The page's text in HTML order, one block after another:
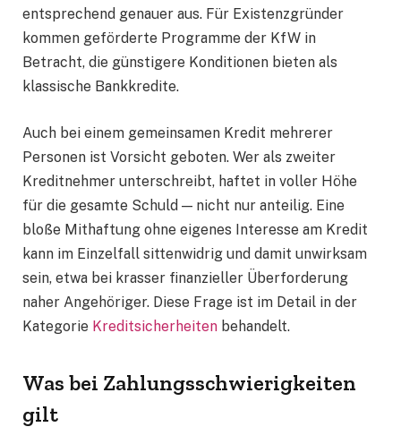
entsprechend genauer aus. Für Existenzgründer
kommen geförderte Programme der KfW in
Betracht, die günstigere Konditionen bieten als
klassische Bankkredite.
Auch bei einem gemeinsamen Kredit mehrerer
Personen ist Vorsicht geboten. Wer als zweiter
Kreditnehmer unterschreibt, haftet in voller Höhe
für die gesamte Schuld — nicht nur anteilig. Eine
bloße Mithaftung ohne eigenes Interesse am Kredit
kann im Einzelfall sittenwidrig und damit unwirksam
sein, etwa bei krasser finanzieller Überforderung
naher Angehöriger. Diese Frage ist im Detail in der
Kategorie Kreditsicherheiten behandelt.
Was bei Zahlungsschwierigkeiten
gilt